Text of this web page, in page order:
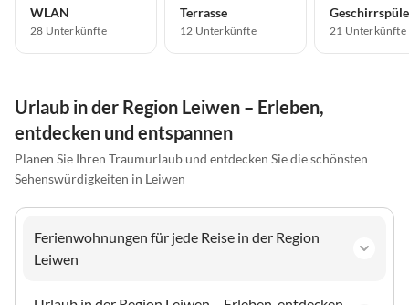
WLAN
28 Unterkünfte
Terrasse
12 Unterkünfte 21 Unterkünfte
Urlaub in der Region Leiwen – Erleben,
entdecken und entspannen
Planen Sie Ihren Traumurlaub und entdecken Sie die schönsten
Sehenswürdigkeiten in Leiwen
Ferienwohnungen für jede Reise in der Region
Leiwen